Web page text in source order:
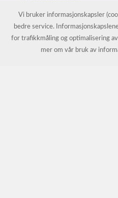
© Batteripower |
Vi bruker informasjonskapsler
bedre service.
for trafikkmåling og optimalisering
mer om vår bruk av